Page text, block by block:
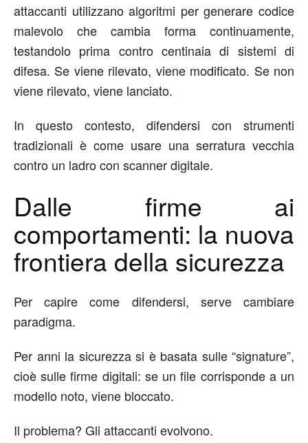
attaccanti utilizzano algoritmi per generare codice
malevolo che cambia forma continuamente,
testandolo prima contro centinaia di sistemi di
difesa. Se viene rilevato, viene modificato. Se non
viene rilevato, viene lanciato.
In questo contesto, difendersi con strumenti
tradizionali è come usare una serratura vecchia
contro un ladro con scanner digitale.
Dalle firme ai
comportamenti: la nuova
frontiera della sicurezza
Per capire come difendersi, serve cambiare
paradigma.
Per anni la sicurezza si è basata sulle “signature”,
cioè sulle firme digitali: se un file corrisponde a un
modello noto, viene bloccato.
Il problema? Gli attaccanti evolvono.